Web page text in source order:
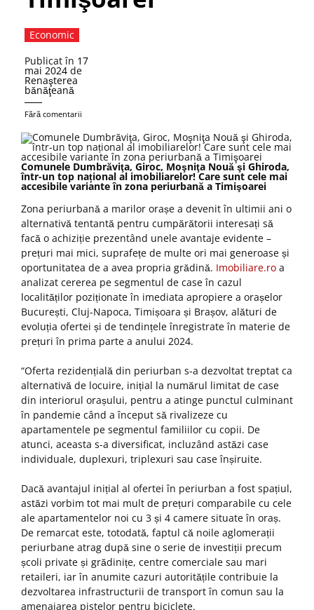
Economic
Publicat în 17
mai 2024 de
Renaşterea
bănăţeană
Fără comentarii
Comunele Dumbrăviţa, Giroc, Moşniţa Nouă şi Ghiroda,
într-un top național al imobiliarelor! Care sunt cele mai
accesibile variante în zona periurbană a Timişoarei
Zona periurbană a marilor orașe a devenit în ultimii ani o
alternativă tentantă pentru cumpărătorii interesați să
facă o achiziție prezentând unele avantaje evidente –
prețuri mai mici, suprafețe de multe ori mai generoase și
oportunitatea de a avea propria grădină. Imobiliare.ro a
analizat cererea pe segmentul de case în cazul
localităților poziționate în imediata apropiere a orașelor
București, Cluj-Napoca, Timișoara și Brașov, alături de
evoluția ofertei și de tendințele înregistrate în materie de
prețuri în prima parte a anului 2024.
“Oferta rezidențială din periurban s-a dezvoltat treptat ca
alternativă de locuire, inițial la numărul limitat de case
din interiorul orașului, pentru a atinge punctul culminant
în pandemie când a început să rivalizeze cu
apartamentele pe segmentul familiilor cu copii. De
atunci, aceasta s-a diversificat, incluzând astăzi case
individuale, duplexuri, triplexuri sau case înșiruite.
Dacă avantajul inițial al ofertei în periurban a fost spațiul,
astăzi vorbim tot mai mult de prețuri comparabile cu cele
ale apartamentelor noi cu 3 și 4 camere situate în oraș.
De remarcat este, totodată, faptul că noile aglomerații
periurbane atrag după sine o serie de investiții precum
școli private și grădinițe, centre comerciale sau mari
retaileri, iar în anumite cazuri autoritățile contribuie la
dezvoltarea infrastructurii de transport în comun sau la
amenajarea pistelor pentru biciclete.